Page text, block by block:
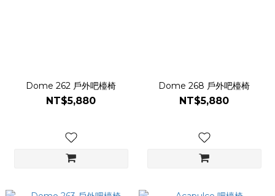
Dome 262 戶外吧檯椅
NT$5,880
Dome 268 戶外吧檯椅
NT$5,880